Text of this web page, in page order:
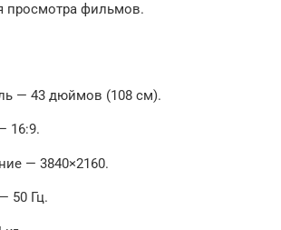
просмотра фильмов.
— 43 дюймов (108 см).
16:9.
— 3840×2160.
50 Гц.